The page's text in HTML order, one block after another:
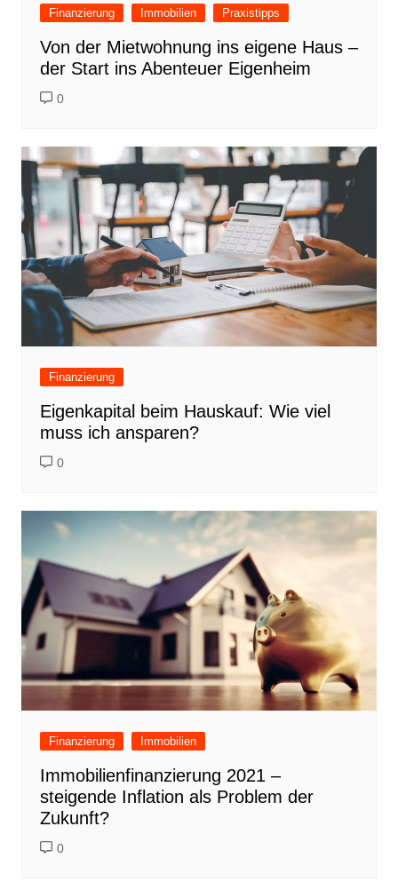
Finanzierung Immobilien Praxistipps
Von der Mietwohnung ins eigene Haus –
der Start ins Abenteuer Eigenheim
0
Finanzierung
Eigenkapital beim Hauskauf: Wie viel
muss ich ansparen?
0
Finanzierung Immobilien
Immobilienfinanzierung 2021 –
steigende Inflation als Problem der
Zukunft?
0